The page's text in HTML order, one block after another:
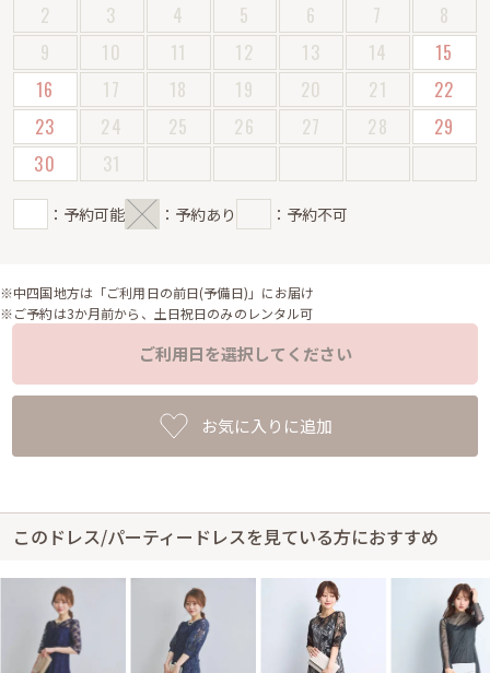
2
3 4 5 6 7
8
9
10 11 12 13 14
15
16
17 18 19 20 21
22
23
24 25 26 27 28
29
30
31
：予約可能 ：予約あり ：予約不可
※中四国地方は「ご利用日の前日(予備日)」にお届け
※ご予約は3か月前から、土日祝日のみのレンタル可
ご利用日を選択してください
お気に入りに追加
このドレス/パーティードレスを見ている方におすすめ